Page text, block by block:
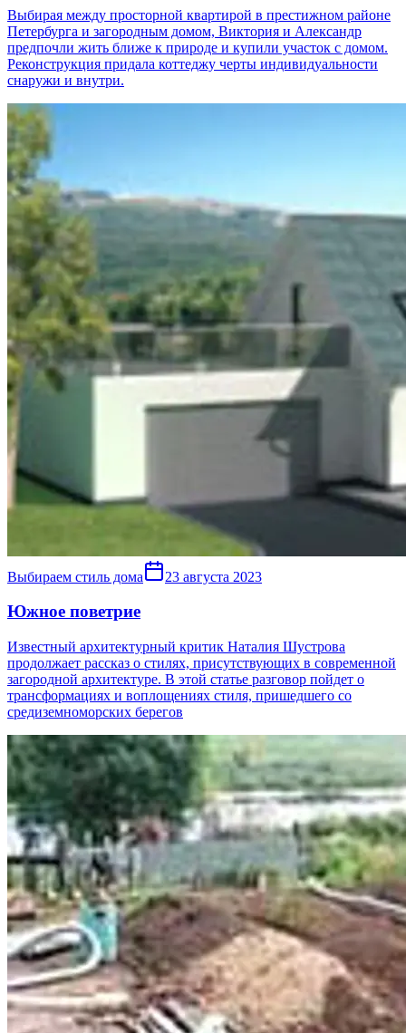
Выбирая между просторной квартирой в престижном районе
Петербурга и загородным домом, Виктория и Александр
предпочли жить ближе к природе и купили участок с домом.
Реконструкция придала коттеджу черты индивидуальности
снаружи и внутри.
Выбираем стиль дома 23 августа 2023
Южное поветрие
Известный архитектурный критик Наталия Шустрова
продолжает рассказ о стилях, присутствующих в современной
загородной архитектуре. В этой статье разговор пойдет о
трансформациях и воплощениях стиля, пришедшего со
средиземноморских берегов